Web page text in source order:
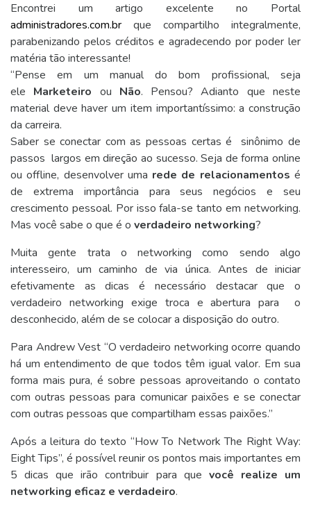
Encontrei um artigo excelente no Portal
administradores.com.br que compartilho integralmente,
parabenizando pelos créditos e agradecendo por poder ler
matéria tão interessante!
“Pense em um manual do bom profissional, seja
ele Marketeiro ou Não. Pensou? Adianto que neste
material deve haver um item importantíssimo: a construção
da carreira.
Saber se conectar com as pessoas certas é sinônimo de
passos largos em direção ao sucesso. Seja de forma online
ou offline, desenvolver uma rede de relacionamentos é
de extrema importância para seus negócios e seu
crescimento pessoal. Por isso fala-se tanto em networking.
Mas você sabe o que é o verdadeiro networking?
Muita gente trata o networking como sendo algo
interesseiro, um caminho de via única. Antes de iniciar
efetivamente as dicas é necessário destacar que o
verdadeiro networking exige troca e abertura para o
desconhecido, além de se colocar a disposição do outro.
Para Andrew Vest “O verdadeiro networking ocorre quando
há um entendimento de que todos têm igual valor. Em sua
forma mais pura, é sobre pessoas aproveitando o contato
com outras pessoas para comunicar paixões e se conectar
com outras pessoas que compartilham essas paixões.”
Após a leitura do texto “How To Network The Right Way:
Eight Tips”, é possível reunir os pontos mais importantes em
5 dicas que irão contribuir para que você realize um
networking eficaz e verdadeiro.